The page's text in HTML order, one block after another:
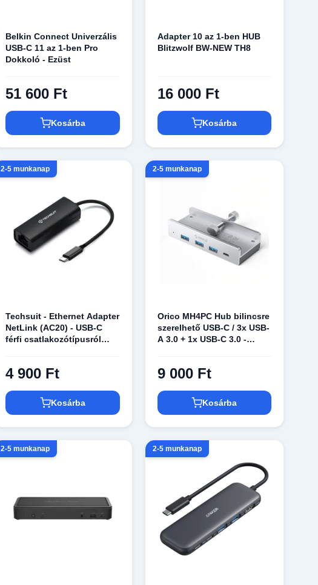
Belkin Connect Univerzális
USB-C 11 az 1-ben Pro
Dokkoló - Ezüst
51 600 Ft
Kosárba
Adapter 10 az 1-ben HUB
Blitzwolf BW-NEW TH8
16 000 Ft
Kosárba
2-5 munkanap
Techsuit - Ethernet Adapter
NetLink (AC20) - USB-C
férfi csatlakozótípusról
4 900 Ft
Kosárba
2-5 munkanap
Orico MH4PC Hub bilincsre
szerelhető USB-C / 3x USB-
A 3.0 + 1x USB-C 3.0 -
9 000 Ft
Kosárba
2-5 munkanap 2-5 munkanap